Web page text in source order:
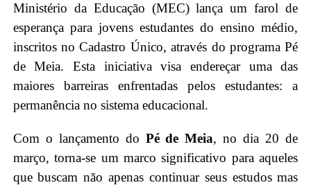
Ministério da Educação (MEC) lança um farol de
esperança para jovens estudantes do ensino médio,
inscritos no Cadastro Único, através do programa Pé
de Meia. Esta iniciativa visa endereçar uma das
maiores barreiras enfrentadas pelos estudantes: a
permanência no sistema educacional.
Com o lançamento do Pé de Meia, no dia 20 de
março, torna-se um marco significativo para aqueles
que buscam não apenas continuar seus estudos mas